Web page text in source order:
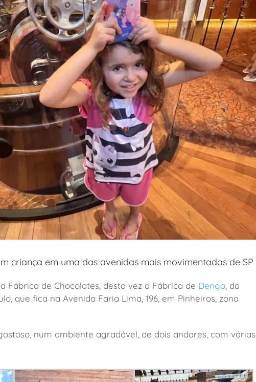
criança em uma das avenidas mais movimentadas de SP
Fábrica de Chocolates, desta vez a Fábrica de Dengo, da
que fica na Avenida Faria Lima, 196, em Pinheiros, zona
num ambiente agradável, de dois andares, com várias